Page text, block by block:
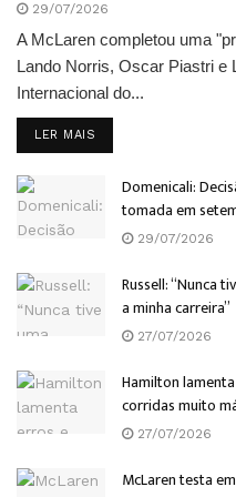
29/07/2026
A McLaren completou uma
Lando Norris, Oscar Piastri e
Internacional do...
LER MAIS
Domenicali:
tomada em
29/07/2026
Russell: “Nunca
a minha carreira”
27/07/2026
Hamilton
corridas muito
27/07/2026
McLaren testa